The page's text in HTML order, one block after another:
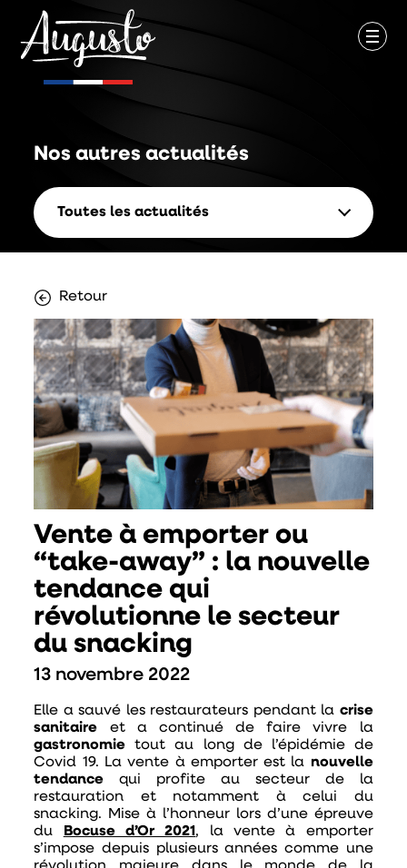
Nos autres actualités
Toutes les actualités
Retour
Vente à emporter ou
“take-away” : la nouvelle
tendance qui
révolutionne le secteur
du snacking
13 novembre 2022
Elle a sauvé les restaurateurs pendant la crise
sanitaire et a continué de faire vivre la
gastronomie tout au long de l’épidémie de
Covid 19. La vente à emporter est la nouvelle
tendance qui profite au secteur de la
restauration et notamment à celui du
snacking. Mise à l’honneur lors d’une épreuve
du
Bocuse d’Or 2021 , la vente à emporter
s’impose depuis plusieurs années comme une